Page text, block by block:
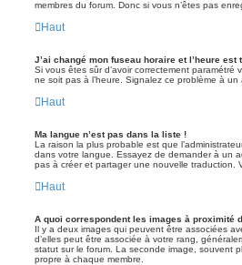
membres du forum. Donc si vous n’êtes pas
Haut
J’ai changé mon fuseau horaire et l’heure
Si vous êtes sûr d’avoir correctement
ne soit pas à l’heure. Signalez ce problème à un
Haut
Ma langue n’est pas dans la liste !
La raison la plus probable est que
dans votre langue. Essayez de demander à un
pas à créer et partager une nouvelle traduction.
Haut
A quoi correspondent les images à proximité
Il y a deux images qui peuvent être associées
d’elles peut être associée à votre rang,
statut sur le forum. La seconde image, souvent
propre à chaque membre.